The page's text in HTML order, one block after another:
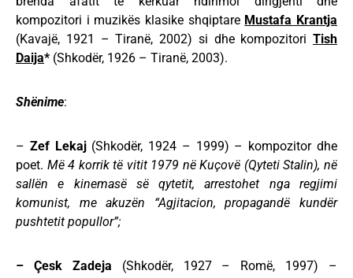
kompozitori i muzikës klasike shqiptare Mustafa Krantja
(Kavajë, 1921 – Tiranë, 2002) si dhe kompozitori Tish
Daija* (Shkodër, 1926 – Tiranë, 2003).
Shënime:
– Zef Lekaj (Shkodër, 1924 – 1999) – kompozitor dhe
poet. Më 4 korrik të vitit 1979 në Kuçovë (Qyteti Stalin), në
sallën e kinemasë së qytetit, arrestohet nga regjimi
komunist, me akuzën “Agjitacion, propagandë kundër
pushtetit popullor”;
– Çesk Zadeja (Shkodër, 1927 – Romë, 1997) –